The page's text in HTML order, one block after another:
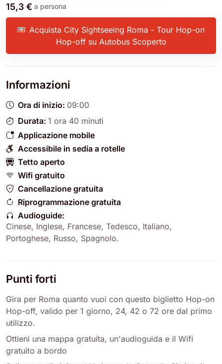
15,3 € a persona
Acquista City Sightseeing Roma - Tour Hop-on
Hop-off su Autobus Scoperto
Informazioni
Ora di inizio: 09:00
Durata: 1 ora 40 minuti
Applicazione mobile
Accessibile in sedia a rotelle
Tetto aperto
Wifi gratuito
Cancellazione gratuita
Riprogrammazione gratuita
Audioguide:
Cinese, Inglese, Francese, Tedesco, Italiano,
Portoghese, Russo, Spagnolo.
Punti forti
Gira per Roma quanto vuoi con questo biglietto Hop-on
Hop-off, valido per 1 giorno, 24, 42 o 72 ore dal primo
utilizzo.
Ottieni una mappa gratuita, un'audioguida e il Wifi
gratuito a bordo